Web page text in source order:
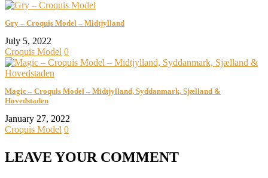
Gry – Croquis Model – Midtjylland
July 5, 2022
Croquis Model 0
Magic – Croquis Model – Midtjylland, Syddanmark, Sjælland &
Hovedstaden
January 27, 2022
Croquis Model 0
LEAVE YOUR COMMENT